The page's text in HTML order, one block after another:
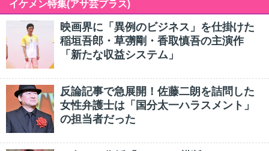
イケメン特集(アサ芸プラス)
映画界に「異例のビジネス」を仕掛けた
稲垣吾郎・草彅剛・香取慎吾の主演作
「新たな収益システム」
反論記事で急展開！佐藤二朗を詰問した
女性弁護士は「国分太一ハラスメント」
の担当者だった